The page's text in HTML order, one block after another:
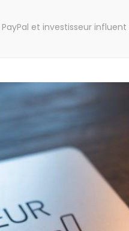
et investisseur influent